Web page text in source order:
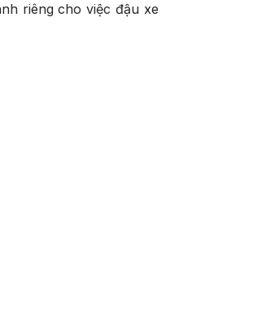
riêng cho việc đậu xe